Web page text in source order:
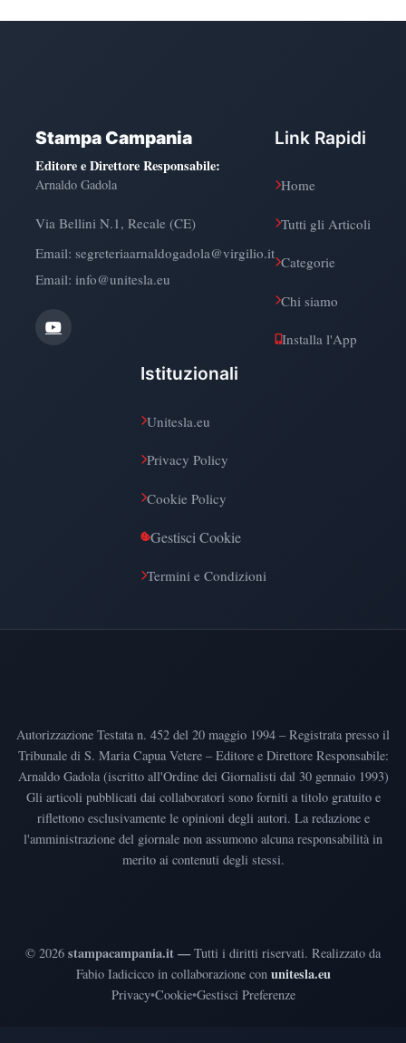
Stampa Campania
Editore e Direttore Responsabile:
Arnaldo Gadola
Via Bellini N.1, Recale (CE)
Email: segreteriaarnaldogadola@virgilio.it
Email: info@unitesla.eu
Link Rapidi
Home
Tutti gli Articoli
Categorie
Chi siamo
Installa l'App
Istituzionali
Unitesla.eu
Privacy Policy
Cookie Policy
Gestisci Cookie
Termini e Condizioni
Autorizzazione Testata n. 452 del 20 maggio 1994 – Registrata presso il
Tribunale di S. Maria Capua Vetere – Editore e Direttore Responsabile:
Arnaldo Gadola (iscritto all'Ordine dei Giornalisti dal 30 gennaio 1993)
Gli articoli pubblicati dai collaboratori sono forniti a titolo gratuito e
riflettono esclusivamente le opinioni degli autori. La redazione e
l'amministrazione del giornale non assumono alcuna responsabilità in
merito ai contenuti degli stessi.
© 2026 stampacampania.it —Tutti i diritti riservati. Realizzato da
Fabio Iadicicco in collaborazione con unitesla.eu
Privacy•Cookie•Gestisci Preferenze